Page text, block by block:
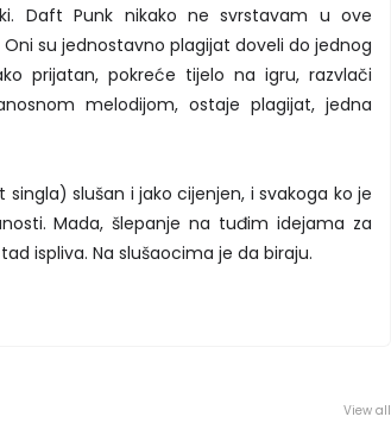
Daft Punk nikako ne svrstavam u ove
su jednostavno plagijat doveli do jednog
prijatan, pokreće tijelo na igru, razvlači
melodijom, ostaje plagijat, jedna
slušan i jako cijenjen, i svakoga ko je
Mada, šlepanje na tuđim idejama za
ispliva. Na slušaocima je da biraju.
View all